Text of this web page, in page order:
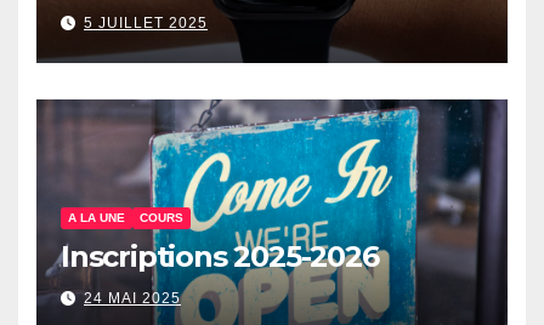
5 JUILLET 2025
A LA UNE COURS
Inscriptions 2025-2026
24 MAI 2025